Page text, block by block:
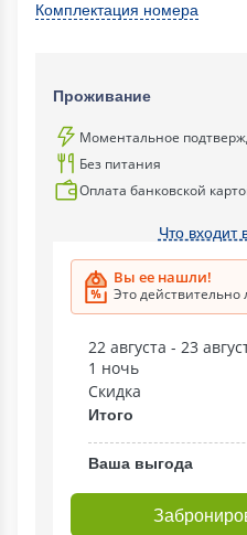
Комплектация номера
Проживание
Моментальное
Без питания
Оплата банковской
Что входит
Вы ее нашли!
Это
22 августа - 23
1 ночь
Скидка
Итого
Ваша выгода